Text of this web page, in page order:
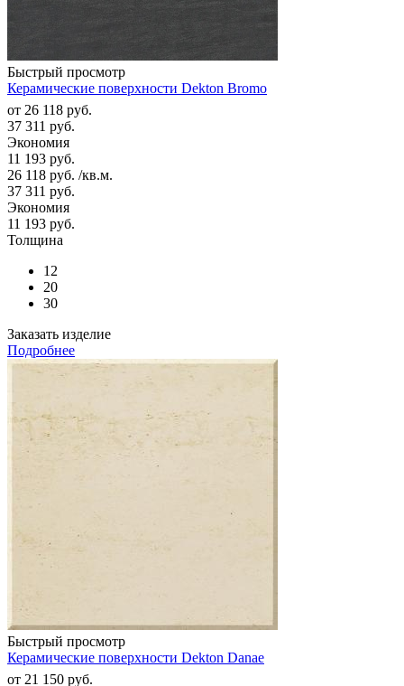
Быстрый просмотр
Керамические поверхности Dekton Bromo
от 26 118 руб.
37 311 руб.
Экономия
11 193 руб.
26 118 руб. /кв.м.
37 311 руб.
Экономия
11 193 руб.
Толщина
12
20
30
Заказать изделие
Подробнее
Быстрый просмотр
Керамические поверхности Dekton Danae
от 21 150 руб.